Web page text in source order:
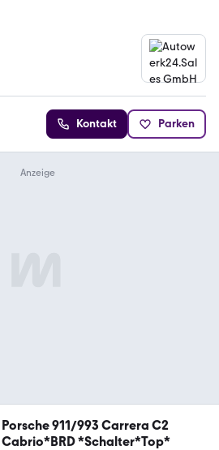
Kontakt Parken
Porsche 911/993 Carrera C2
Cabrio*BRD *Schalter*Top*